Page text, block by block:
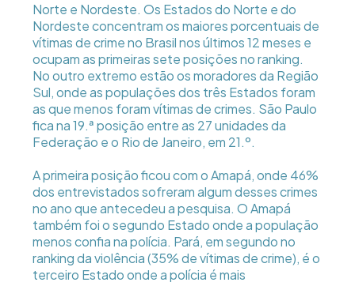
Norte e Nordeste. Os Estados do Norte e do
Nordeste concentram os maiores porcentuais de
vítimas de crime no Brasil nos últimos 12 meses e
ocupam as primeiras sete posições no ranking.
No outro extremo estão os moradores da Região
Sul, onde as populações dos três Estados foram
as que menos foram vítimas de crimes. São Paulo
fica na 19.ª posição entre as 27 unidades da
Federação e o Rio de Janeiro, em 21.º.
A primeira posição ficou com o Amapá, onde 46%
dos entrevistados sofreram algum desses crimes
no ano que antecedeu a pesquisa. O Amapá
também foi o segundo Estado onde a população
menos confia na polícia. Pará, em segundo no
ranking da violência (35% de vítimas de crime), é o
terceiro Estado onde a polícia é mais